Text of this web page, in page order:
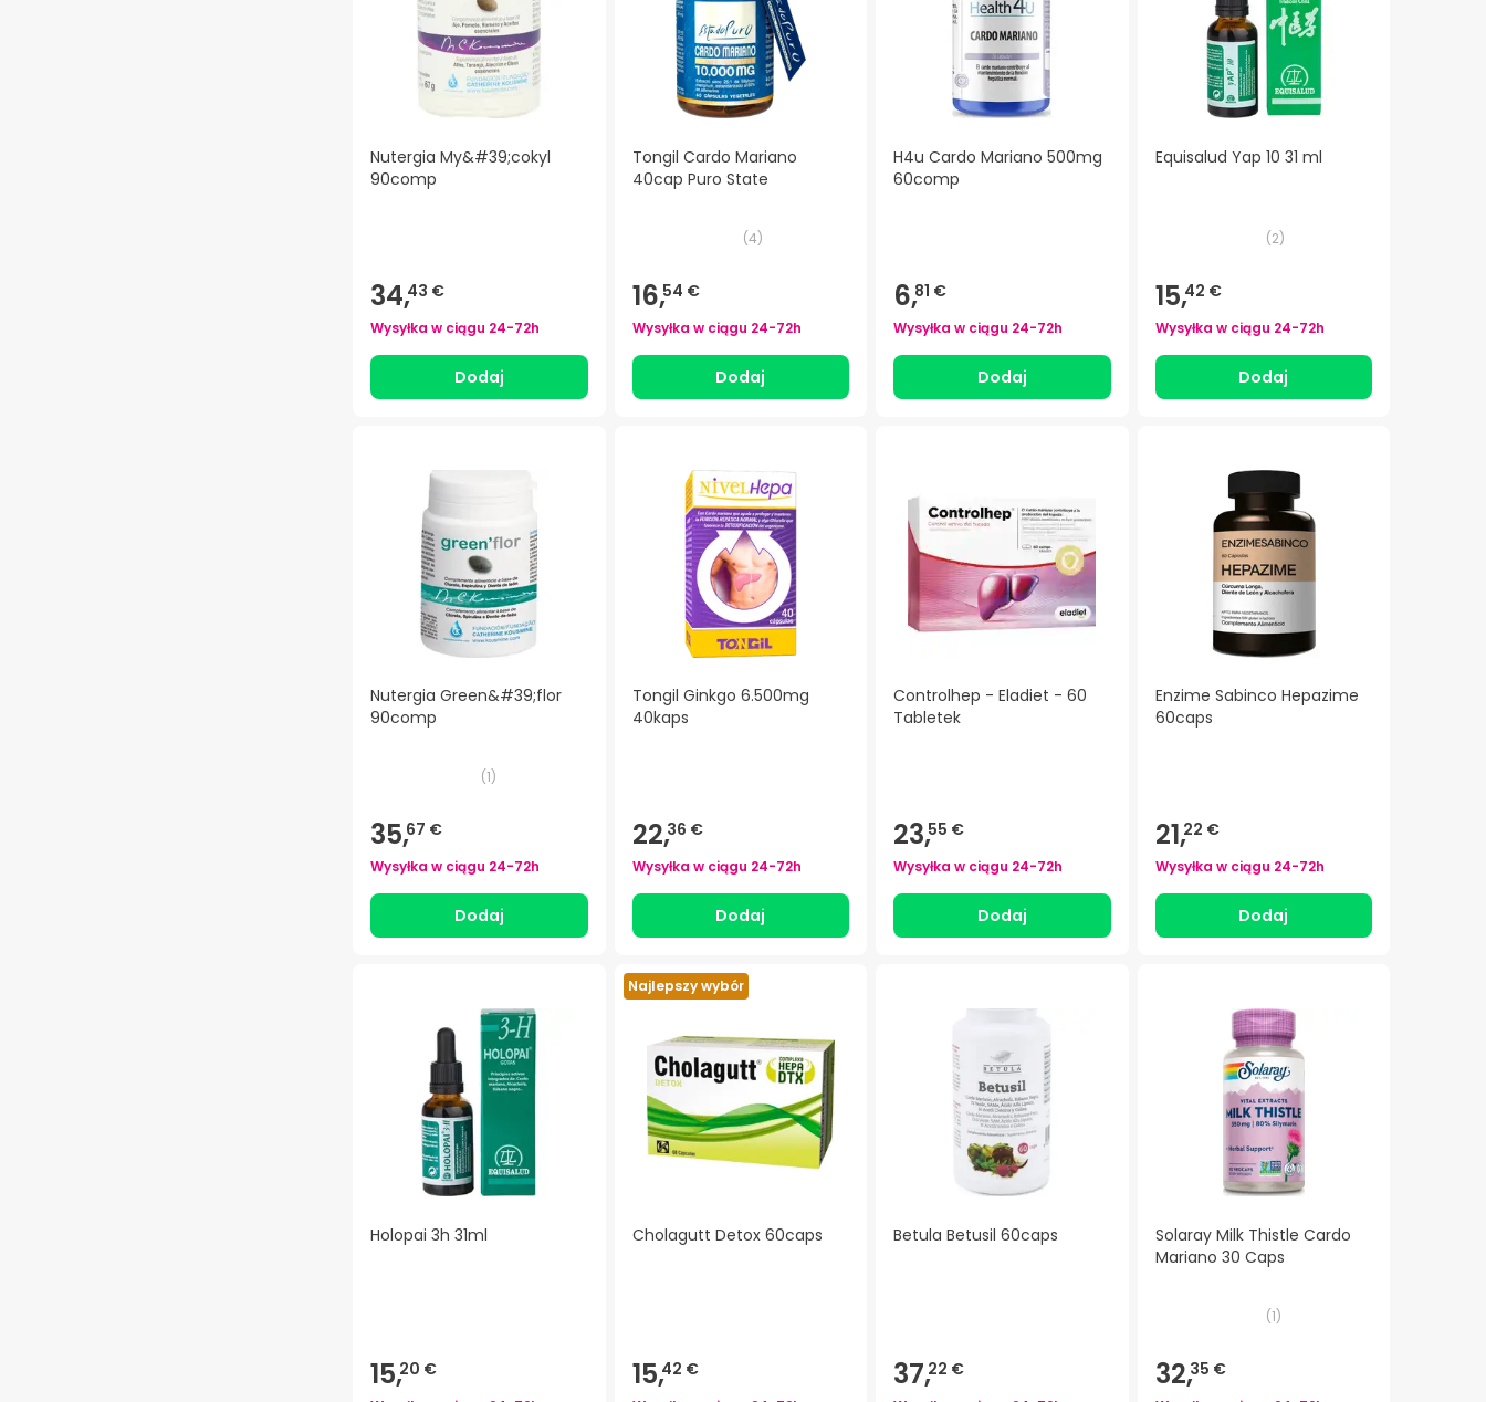
Nutergia My&#39;cokyl
90comp
34,43 €
Wysyłka w ciągu 24-72h
Dodaj
Tongil Cardo Mariano
40cap Puro State
(4)
16,54 €
Wysyłka w ciągu 24-72h
Dodaj
H4u Cardo Mariano 500mg
60comp
6,81 €
Wysyłka w ciągu 24-72h
Dodaj
Equisalud Yap 10 31 ml
(2)
15,42 €
Wysyłka w ciągu 24-72h
Dodaj
Nutergia Green&#39;flor
90comp
(1)
35,67 €
Wysyłka w ciągu 24-72h
Dodaj
Tongil Ginkgo 6.500mg
40kaps
22,36 €
Wysyłka w ciągu 24-72h
Dodaj
Controlhep - Eladiet - 60
Tabletek
23,55 €
Wysyłka w ciągu 24-72h
Dodaj
Enzime Sabinco Hepazime
60caps
21,22 €
Wysyłka w ciągu 24-72h
Dodaj
Holopai 3h 31ml
15,20 €
Najlepszy wybór
Cholagutt Detox 60caps
15,42 €
Betula Betusil 60caps
37,22 €
Solaray Milk Thistle Cardo
Mariano 30 Caps
(1)
32,35 €